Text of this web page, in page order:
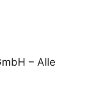
– Alle